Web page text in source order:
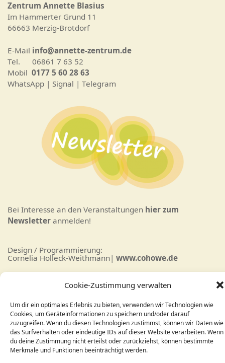
Cookie-Zustimmung verwalten
Um dir ein optimales Erlebnis zu bieten, verwenden wir Technologien wie
Cookies, um Geräteinformationen zu speichern und/oder darauf
zuzugreifen. Wenn du diesen Technologien zustimmst, können wir Daten wie
das Surfverhalten oder eindeutige IDs auf dieser Website verarbeiten. Wenn
du deine Zustimmung nicht erteilst oder zurückziehst, können bestimmte
Merkmale und Funktionen beeinträchtigt werden.
Zentrum Annette Blasius
Im Hammerter Grund 11
66663 Merzig-Brotdorf
E-Mail info@annette-zentrum.de
Tel. 06861 7 63 52
Mobil 0177 5 60 28 63
WhatsApp | Signal | Telegram
Bei Interesse an den Veranstaltungen hier zum
Newsletter anmelden!
Design / Programmierung:
Cornelia Holleck-Weithmann| www.cohowe.de
© Zentrum Annette Blasius